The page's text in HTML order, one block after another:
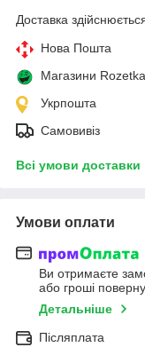
Доставка
Нова Пошта
Магазини Rozetka
Укрпошта
Самовивіз
Всі умови доставки
Умови оплати
Ви отримаєте
або гроші
Детальніше
Післяплата